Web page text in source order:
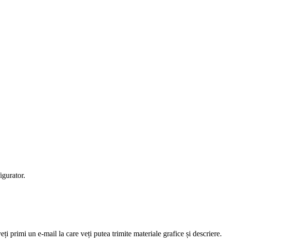
primi un e-mail la care veți putea trimite materiale grafice și descriere.